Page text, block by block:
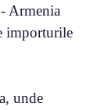
Armenia
importurile
unde